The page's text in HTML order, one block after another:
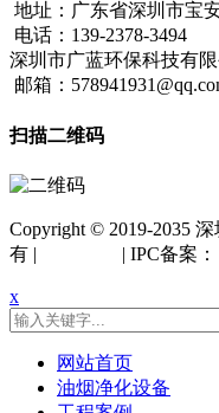
地址：广东省深圳市宝
电话：139-2378-3494
深圳市广蓝环保科技有限
邮箱：
扫描二维码
Copyright © 2019-2035
有 |
| IPC备案：
x
网站首页
油烟净化设备